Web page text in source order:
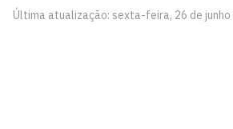
Última atualização: sexta-feira, 26 de junho